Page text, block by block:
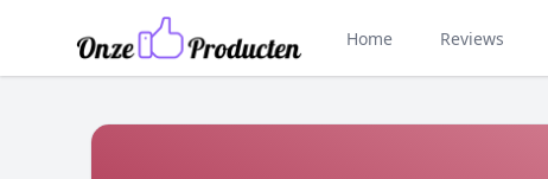
Home Reviews